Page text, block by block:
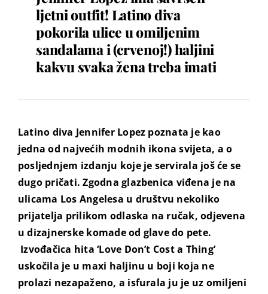
ljetni outfit! Latino diva
pokorila ulice u omiljenim
sandalama i (crvenoj!) haljini
kakvu svaka žena treba imati
Latino diva Jennifer Lopez poznata je kao
jedna od najvećih modnih ikona svijeta, a o
posljednjem izdanju koje je servirala još će se
dugo pričati. Zgodna glazbenica viđena je na
ulicama Los Angelesa u društvu nekoliko
prijatelja prilikom odlaska na ručak, odjevena
u dizajnerske komade od glave do pete.
Izvođačica hita ‘Love Don’t Cost a Thing’
uskočila je u maxi haljinu u boji koja ne
prolazi nezapaženo, a isfurala ju je uz omiljeni